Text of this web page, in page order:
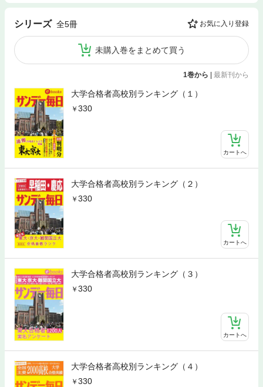
シリーズ 全5冊 お気に入り登録
未購入巻をまとめて買う
1巻から | 最新刊から
大学合格者高校別ランキング（１）
330
カートへ
大学合格者高校別ランキング（２）
330
カートへ
大学合格者高校別ランキング（３）
330
カートへ
大学合格者高校別ランキング（４）
330